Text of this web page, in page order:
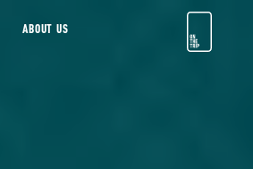
ABOUT US